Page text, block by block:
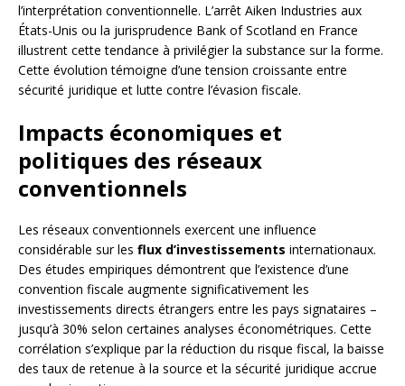
l’interprétation conventionnelle. L’arrêt Aiken Industries aux
États-Unis ou la jurisprudence Bank of Scotland en France
illustrent cette tendance à privilégier la substance sur la forme.
Cette évolution témoigne d’une tension croissante entre
sécurité juridique et lutte contre l’évasion fiscale.
Impacts économiques et
politiques des réseaux
conventionnels
Les réseaux conventionnels exercent une influence
considérable sur les flux d’investissements internationaux.
Des études empiriques démontrent que l’existence d’une
convention fiscale augmente significativement les
investissements directs étrangers entre les pays signataires –
jusqu’à 30% selon certaines analyses économétriques. Cette
corrélation s’explique par la réduction du risque fiscal, la baisse
des taux de retenue à la source et la sécurité juridique accrue